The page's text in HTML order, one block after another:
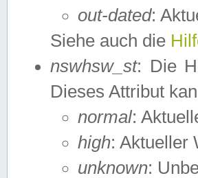
out-dated:
Siehe auch die
nswhsw_st: Die
Dieses Attribut
normal:
high: Aktueller
unknown: